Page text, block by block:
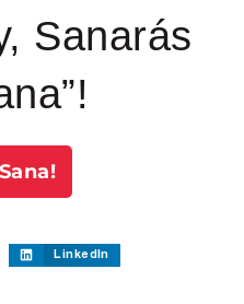
Sanarás
LinkedIn